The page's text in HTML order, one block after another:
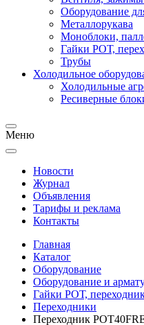
Оборудование
Металлорукава
Моноблоки,
Гайки РОТ,
Трубы
Холодильное
Холодильные
Ресиверные
Меню
Новости
Журнал
Объявления
Тарифы и реклама
Контакты
Главная
Каталог
Оборудование
Оборудование и
Гайки РОТ,
Переходники
Переходник